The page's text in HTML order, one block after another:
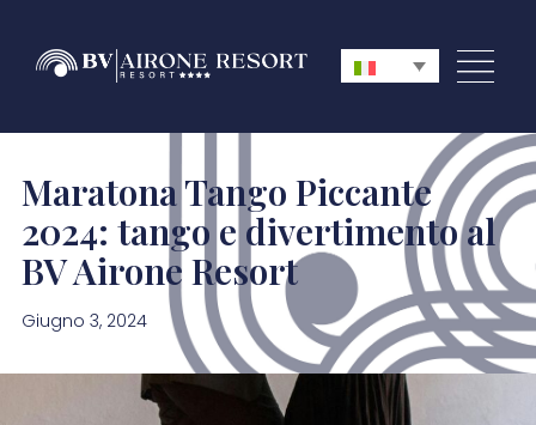
Maratona Tango Piccante
2024: tango e divertimento al
BV Airone Resort
Giugno 3, 2024